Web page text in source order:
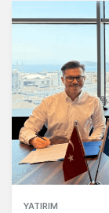
YATIRIM